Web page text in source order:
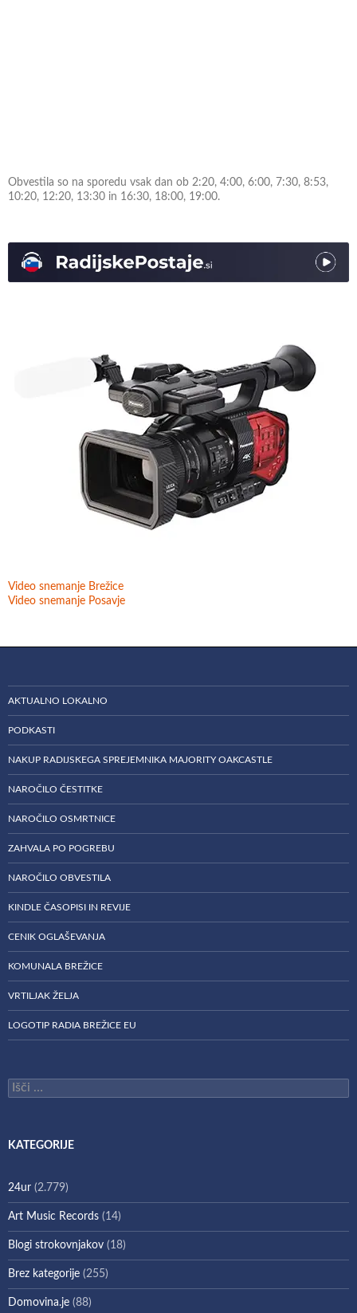
Obvestila so na sporedu vsak dan ob 2:20, 4:00, 6:00, 7:30, 8:53,
10:20, 12:20, 13:30 in 16:30, 18:00, 19:00.
Video snemanje Brežice
Video snemanje Posavje
AKTUALNO LOKALNO
PODKASTI
NAKUP RADIJSKEGA SPREJEMNIKA MAJORITY OAKCASTLE
NAROČILO ČESTITKE
NAROČILO OSMRTNICE
ZAHVALA PO POGREBU
NAROČILO OBVESTILA
KINDLE ČASOPISI IN REVIJE
CENIK OGLAŠEVANJA
KOMUNALA BREŽICE
VRTILJAK ŽELJA
LOGOTIP RADIA BREŽICE EU
Išči:
KATEGORIJE
24ur (2.779)
Art Music Records (14)
Blogi strokovnjakov (18)
Brez kategorije (255)
Domovina.je (88)